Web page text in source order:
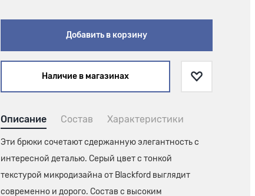
Добавить в корзину
Наличие в магазинах
Описание Состав Характеристики
Эти брюки сочетают сдержанную элегантность с
интересной деталью. Серый цвет с тонкой
текстурой микродизайна от Blackford выглядит
современно и дорого. Состав с высоким